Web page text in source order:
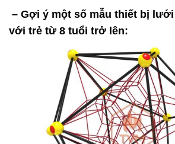
– Gợi ý một số mẫu thiết bị
với trẻ từ 8 tuổi trở lên: